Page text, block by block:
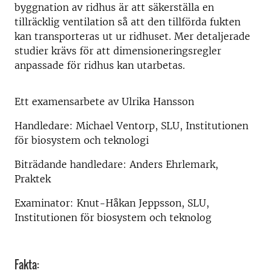
byggnation av ridhus är att säkerställa en
tillräcklig ventilation så att den tillförda fukten
kan transporteras ut ur ridhuset. Mer detaljerade
studier krävs för att dimensioneringsregler
anpassade för ridhus kan utarbetas.
Ett examensarbete av Ulrika Hansson
Handledare: Michael Ventorp, SLU, Institutionen
för biosystem och teknologi
Biträdande handledare: Anders Ehrlemark,
Praktek
Examinator: Knut-Håkan Jeppsson, SLU,
Institutionen för biosystem och teknolog
Fakta: